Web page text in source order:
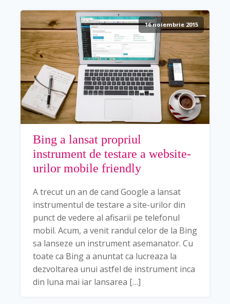
16 noiembrie 2015
Bing a lansat propriul
instrument de testare a website-
urilor mobile friendly
A trecut un an de cand Google a lansat
instrumentul de testare a site-urilor din
punct de vedere al afisarii pe telefonul
mobil. Acum, a venit randul celor de la Bing
sa lanseze un instrument asemanator. Cu
toate ca Bing a anuntat ca lucreaza la
dezvoltarea unui astfel de instrument inca
din luna mai iar lansarea […]